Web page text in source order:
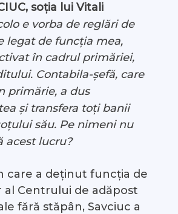
soția lui Vitali
e vorba de reglări de
legat de funcția mea,
în cadrul primăriei,
Contabila-șefă, care
primărie, a dus
și transfera toți banii
său. Pe nimeni nu
acest lucru?
care a deținut funcția de
al Centrului de adăpost
fără stăpân, Savciuc a